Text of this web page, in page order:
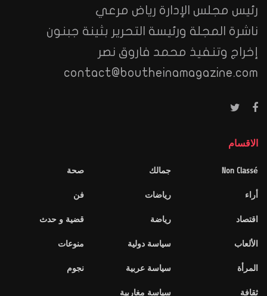
رئيس مجلس الإدارة رياض مرعي
ناشرة المجلة ورئيسة التحرير بثينة جبنون
إخراج وتنفيذ محمد فاروق نصر
contact@boutheinamagazine.com
الاقسام
Non Classé
أراء
اقتصاد
الألعاب
المرأة
جمالك
رياضات
رياضة
سياسة دولية
سياسة عربية
صحة
فن
قضية و حدث
منوعات
نجوم